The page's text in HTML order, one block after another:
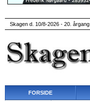
Skagen d. 10/8-2026 - 20. årgang
FORSIDE